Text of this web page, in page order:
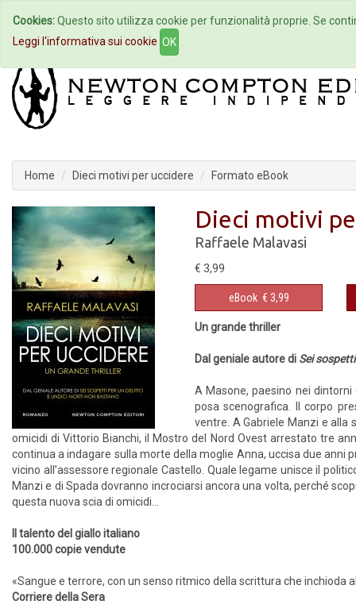
Home Autori Eventi
Home Dieci motivi per uccidere Formato eBook
Dieci motivi
Raffaele Malavasi
€ 3,99
eBook € 3,99
Un grande thriller
Dal geniale autore di Sei
A Masone, paesino nei
posa scenografica. Il corpo
ventre. A Gabriele Manzi e
omicidi di Vittorio Bianchi, il Mostro del Nord Ovest arrestato tre
continua a indagare sulla morte della moglie Anna, uccisa due anni
vicino all’assessore regionale Castello. Quale legame unisce il
Manzi e di Spada dovranno incrociarsi ancora una volta, perché
questa nuova scia di omicidi...
Il talento del giallo italiano
100.000 copie vendute
«Sangue e terrore, con un senso ritmico della scrittura che inchioda
Corriere della Sera
Cookies:Questo sito utilizza cookie per funzionalità proprie. Se
Leggi l'informativa sui cookie OK